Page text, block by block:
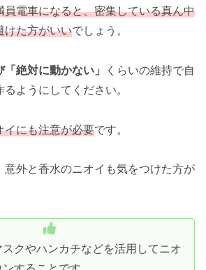
員電車になると、密集している真ん中
けた方がいいでしょう。
絶対に動かない」
くらいの維持で自
ようにしてください。
イにも注意が必要です。
意外と香水のニオイも気をつけた方が
クやハンカチなどを活用してニオ